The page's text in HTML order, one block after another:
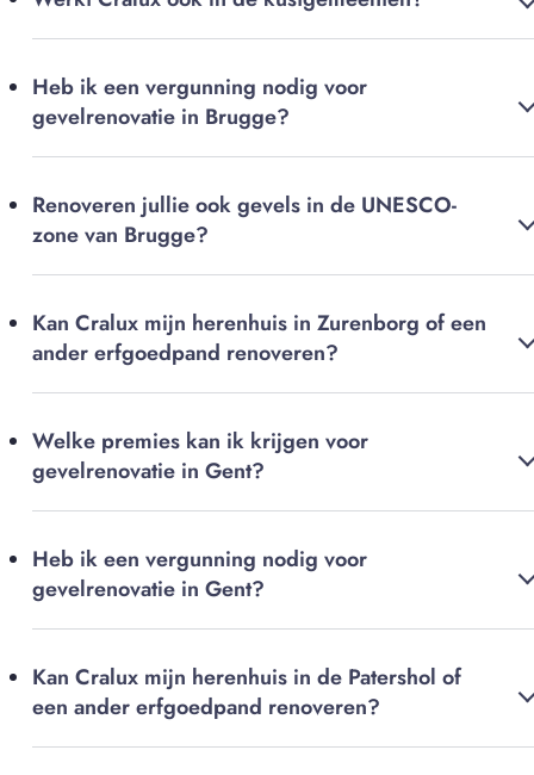
Heb ik een vergunning nodig voor
gevelrenovatie in Brugge?
Renoveren jullie ook gevels in de UNESCO-
zone van Brugge?
Kan Cralux mijn herenhuis in Zurenborg of een
ander erfgoedpand renoveren?
Welke premies kan ik krijgen voor
gevelrenovatie in Gent?
Heb ik een vergunning nodig voor
gevelrenovatie in Gent?
Kan Cralux mijn herenhuis in de Patershol of
een ander erfgoedpand renoveren?